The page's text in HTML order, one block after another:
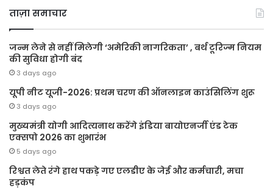
ताज़ा समाचार
जन्म लेने से नहीं मिलेगी ‘अमेरिकी नागरिकता’ , बर्थ टूरिज्म नियम
की सुविधा होगी बंद
3 days ago
यूपी नीट यूजी-2026: प्रथम चरण की ऑनलाइन काउंसिलिंग शुरू
3 days ago
मुख्यमंत्री योगी आदित्यनाथ करेंगे इंडिया बायोएनर्जी एंड टेक
एक्सपो 2026 का शुभारंभ
5 days ago
रिश्वत लेते रंगे हाथ पकड़े गए एलडीए के जेई और कर्मचारी, मचा
हड़कंप